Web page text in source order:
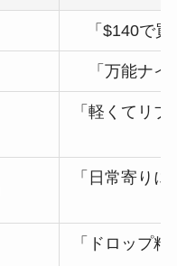
「$140で
「万能ナ
「軽くてリ
「日常寄り
「ドロップ